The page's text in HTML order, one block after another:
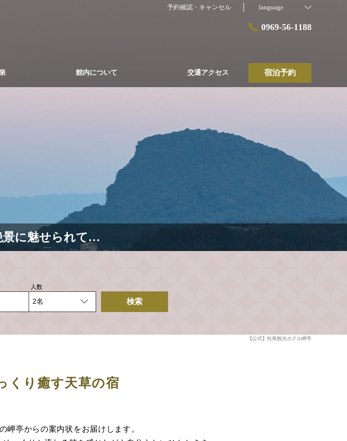
予約確認・キャンセル language
0969-56-1188
館内について 交通アクセス 宿泊予約
景に魅せられて…
人数
検索
【公式】松島観光ホテル岬亭
くり癒す天草の宿
岬亭からの案内状をお届けします。